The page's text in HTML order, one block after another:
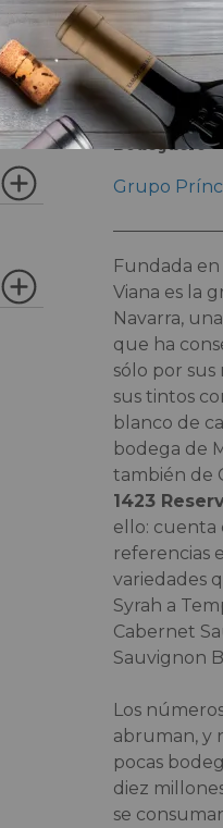
Bodegas
Enólogo
Isabel
Bodeguero
Grupo
Fundada
Viana es la
Navarra,
que ha
sólo por sus
sus tintos
blanco de
bodega de
también de
1423
ello: cuenta
referencias
variedades
Syrah a
Cabernet
Sauvignon
Los
abruman, y
pocas
diez
se